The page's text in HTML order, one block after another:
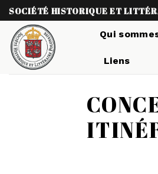
Skip
content
SOCIÉTÉ HISTORIQUE ET
Qui
Liens